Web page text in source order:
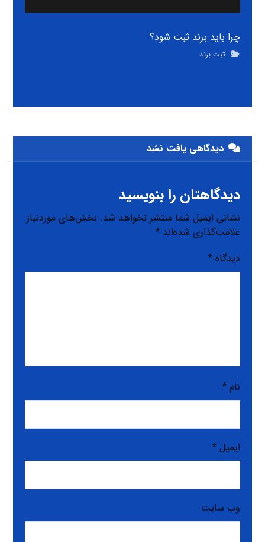
چرا باید برند ثبت شود؟
ثبت برند
دیدگاهی یافت نشد
دیدگاهتان را بنویسید
نشانی ایمیل شما منتشر نخواهد شد. بخش‌های موردنیاز
علامت‌گذاری شده‌اند*
دیدگاه*
نام*
ایمیل*
وب‌ سایت